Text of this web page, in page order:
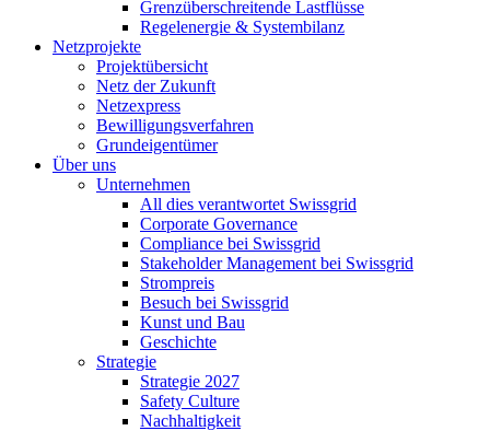
Grenzüberschreitende Lastflüsse
Regelenergie & Systembilanz
Netzprojekte
Projektübersicht
Netz der Zukunft
Netzexpress
Bewilligungsverfahren
Grundeigentümer
Über uns
Unternehmen
All dies verantwortet Swissgrid
Corporate Governance
Compliance bei Swissgrid
Stakeholder Management bei Swissgrid
Strompreis
Besuch bei Swissgrid
Kunst und Bau
Geschichte
Strategie
Strategie 2027
Safety Culture
Nachhaltigkeit